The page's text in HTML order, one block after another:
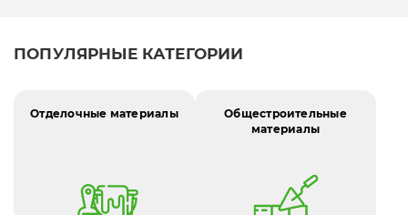
ПОПУЛЯРНЫЕ КАТЕГОРИИ
Отделочные материалы
Общестроительные
материалы